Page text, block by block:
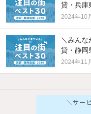
貸・兵庫
2024年10
＼みん
貸・静岡
2024年11